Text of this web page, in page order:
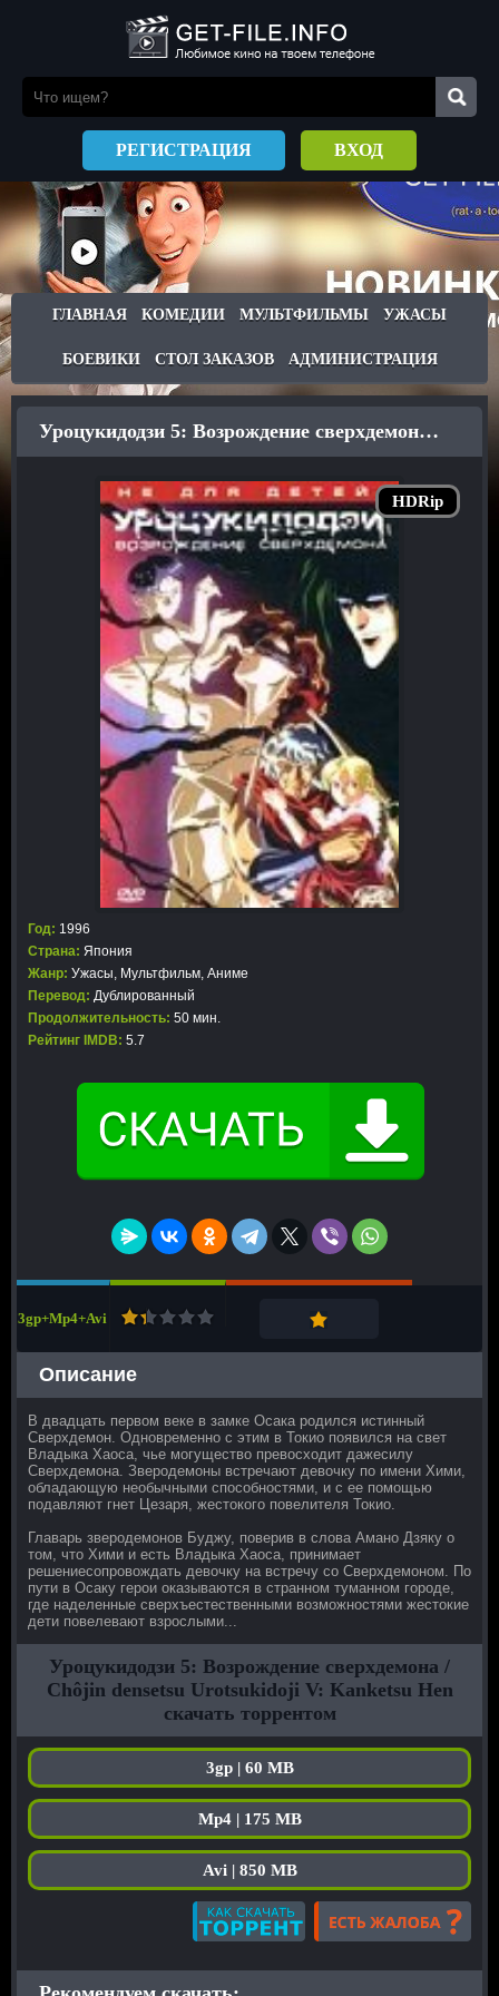
РЕГИСТРАЦИЯ ВХОД
ГЛАВНАЯ КОМЕДИИ МУЛЬТФИЛЬМЫ УЖАСЫ
БОЕВИКИ СТОЛ ЗАКАЗОВ АДМИНИСТРАЦИЯ
HDRip
Уроцукидодзи 5: Возрождение сверхдемона / Chôjin densetsu Urotsukidoji V: Kanketsu Hen (1996)
Год: 1996
Страна: Япония
Жанр: Ужасы Мультфильм Аниме
Перевод: Дублированный
Продолжительность: 50 мин.
Рейтинг IMDB: 5.7
3gp+Mp4+Avi
Описание
В двадцать первом веке в замке Осака родился истинный
Сверхдемон. Одновременно с этим в Токио появился на свет
Владыка Хаоса, чье могущество превосходит дажесилу
Сверхдемона. Зверодемоны встречают девочку по имени Хими,
обладающую необычными способностями, и с ее помощью
подавляют гнет Цезаря, жестокого повелителя Токио.
Главарь зверодемонов Буджу, поверив в слова Амано Дзяку о
том, что Хими и есть Владыка Хаоса, принимает
решениесопровождать девочку на встречу со Сверхдемоном. По
пути в Осаку герои оказываются в странном туманном городе,
где наделенные cверхъестественными возможностями жестокие
дети повелевают взрослыми...
Уроцукидодзи 5: Возрождение сверхдемона /
Chôjin densetsu Urotsukidoji V: Kanketsu Hen
скачать торрентом
3gp | 60 MB
Mp4 | 175 MB
Avi | 850 MB